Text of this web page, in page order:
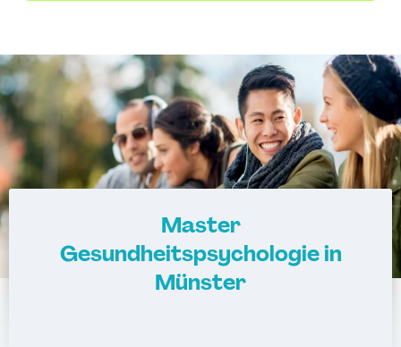
Master
Gesundheitspsychologie in
Münster